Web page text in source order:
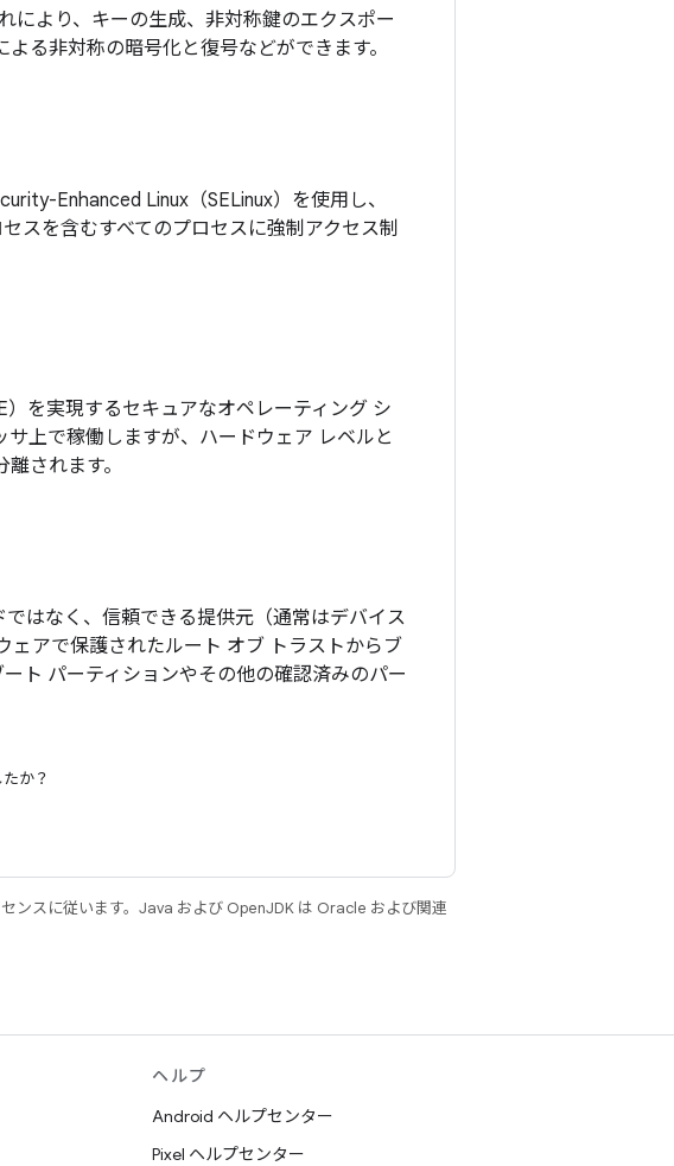
により、キーの生成、非対称鍵のエクスポー
る非対称の暗号化と復号などができます。
Enhanced Linux（SELinux）を使用し、
スを含むすべてのプロセスに強制アクセス制
を実現するセキュアなオペレーティング シ
上で稼働しますが、ハードウェア レベルと
されます。
はなく、信頼できる提供元（通常はデバイス
ェアで保護されたルート オブ トラストからブ
ト パーティションやその他の確認済みのパー
か？
ンスに従います。Java および OpenJDK は Oracle および関連
ヘルプ
Android ヘルプセンター
Pixel ヘルプセンター